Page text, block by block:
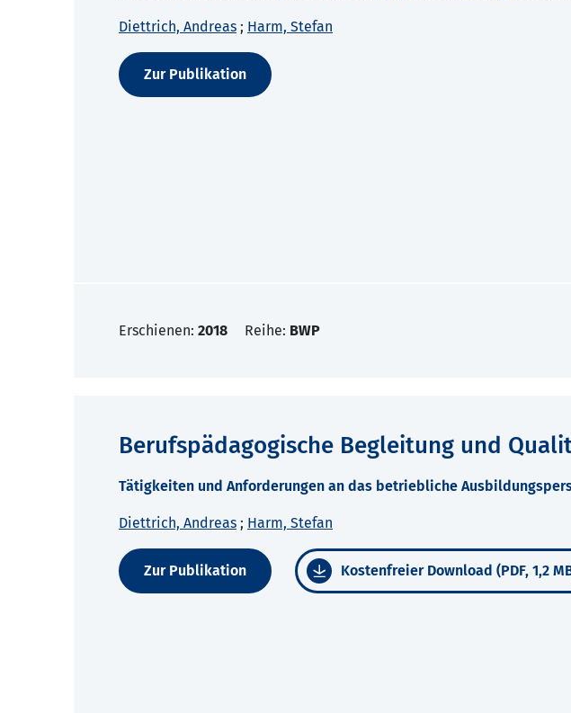
Diettrich, Andreas ; Harm, Stefan
Zur Publikation
Erschienen: 2018 Reihe: BWP
Berufspädagogische Begleitung und
Tätigkeiten und Anforderungen an das betriebliche
Diettrich, Andreas ; Harm, Stefan
Zur Publikation Kostenfreier Download (PDF, 1,2